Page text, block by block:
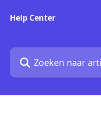
Help Center
Zoeken naar artikelen ...